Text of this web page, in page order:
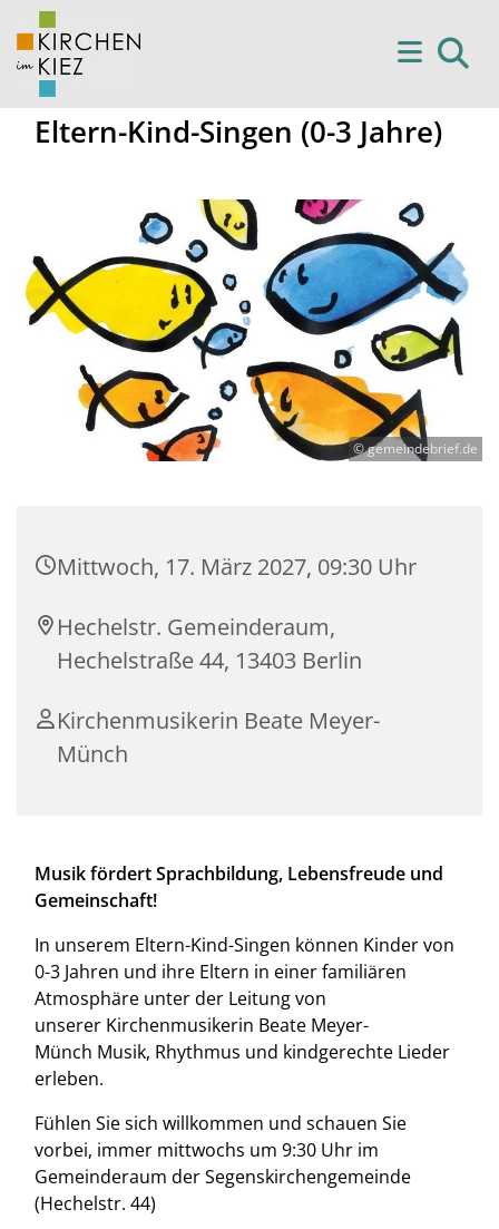
Eltern-Kind-Singen (0-3 Jahre)
© gemeindebrief.de
Mittwoch, 17. März 2027, 09:30 Uhr
Hechelstr. Gemeinderaum,
Hechelstraße 44, 13403 Berlin
Kirchenmusikerin Beate Meyer-
Münch
Musik fördert Sprachbildung, Lebensfreude und
Gemeinschaft!
In unserem Eltern-Kind-Singen können Kinder von
0-3 Jahren und ihre Eltern in einer familiären
Atmosphäre unter der Leitung von
unserer Kirchenmusikerin Beate Meyer-
Münch Musik, Rhythmus und kindgerechte Lieder
erleben.
Fühlen Sie sich willkommen und schauen Sie
vorbei, immer mittwochs um 9:30 Uhr im
Gemeinderaum der Segenskirchengemeinde
(Hechelstr. 44)